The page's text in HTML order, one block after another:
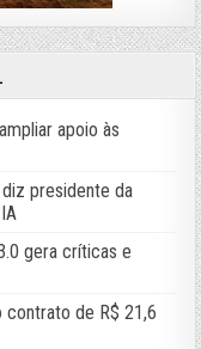
apoio às
diz presidente da
gera críticas e
contrato de R$ 21,6